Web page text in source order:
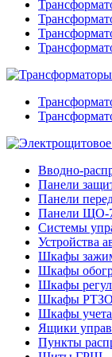
Вводно-
Панели
Панели
Панели ЩО-
Системы
Устройства
Шкафы
Шкафы
Шкафы
Шкафы РТЗО
Шкафы
Ящики
Пункты